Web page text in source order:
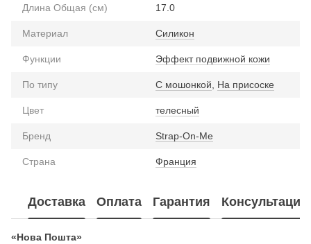
Длина Общая (см) 17.0
Материал Силикон
Функции Эффект подвижной кожи
По типу С мошонкой На присоске
Цвет телесный
Бренд Strap-On-Me
Страна Франция
Доставка Оплата Гарантия Консультация
«Нова Пошта»